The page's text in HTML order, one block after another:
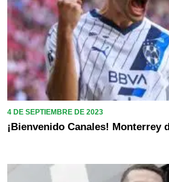
4 DE SEPTIEMBRE DE 2023
¡Bienvenido Canales! Monterrey